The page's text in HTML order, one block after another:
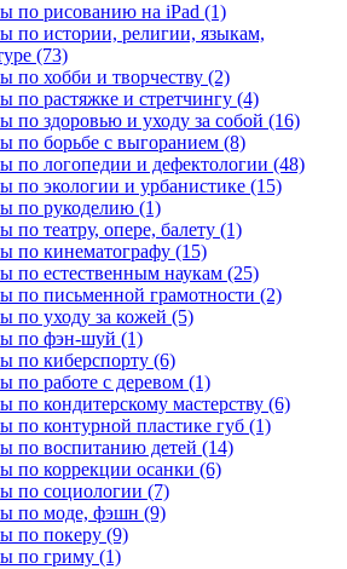
по рисованию на iPad (1)
по истории, религии, языкам,
(73)
по хобби и творчеству (2)
по растяжке и стретчингу (4)
по здоровью и уходу за собой (16)
по борьбе с выгоранием (8)
по логопедии и дефектологии (48)
по экологии и урбанистике (15)
по рукоделию (1)
по театру, опере, балету (1)
по кинематографу (15)
по естественным наукам (25)
по письменной грамотности (2)
по уходу за кожей (5)
по фэн-шуй (1)
по киберспорту (6)
по работе с деревом (1)
по кондитерскому мастерству (6)
по контурной пластике губ (1)
по воспитанию детей (14)
по коррекции осанки (6)
по социологии (7)
по моде, фэшн (9)
по покеру (9)
по гриму (1)